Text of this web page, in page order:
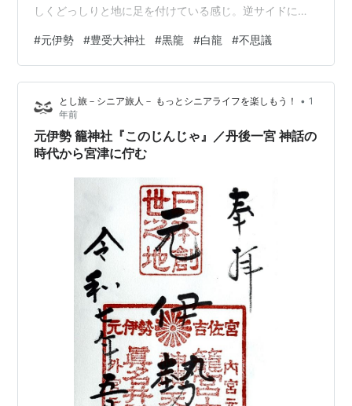
しくどっしりと地に足を付けている感じ。逆サイドには
ーでねじれてる！ヽ(ﾟﾛﾟ；)龍が螺旋を描き天へ駆け登る
ようにそそり立つ御神木。立看板には龍燈の杉・・・黒
龍さん龍燈の桧・・・白竜さんこちらは本当に昇天して
いるよう。なるほど、黒龍と白龍のご神木なんだ～。だ
から黒龍と白龍の御朱印帳を持って行くように言われた
のかな。 手前白龍の桧、奥が黒龍…
#元伊勢 #豊受大神社 #黒龍 #白龍 #不思議
とし旅－シニア旅人－ もっとシニアライフを楽しもう！ • 1
年前
元伊勢 籠神社『このじんじゃ』／丹後一宮 神話の
時代から宮津に佇む